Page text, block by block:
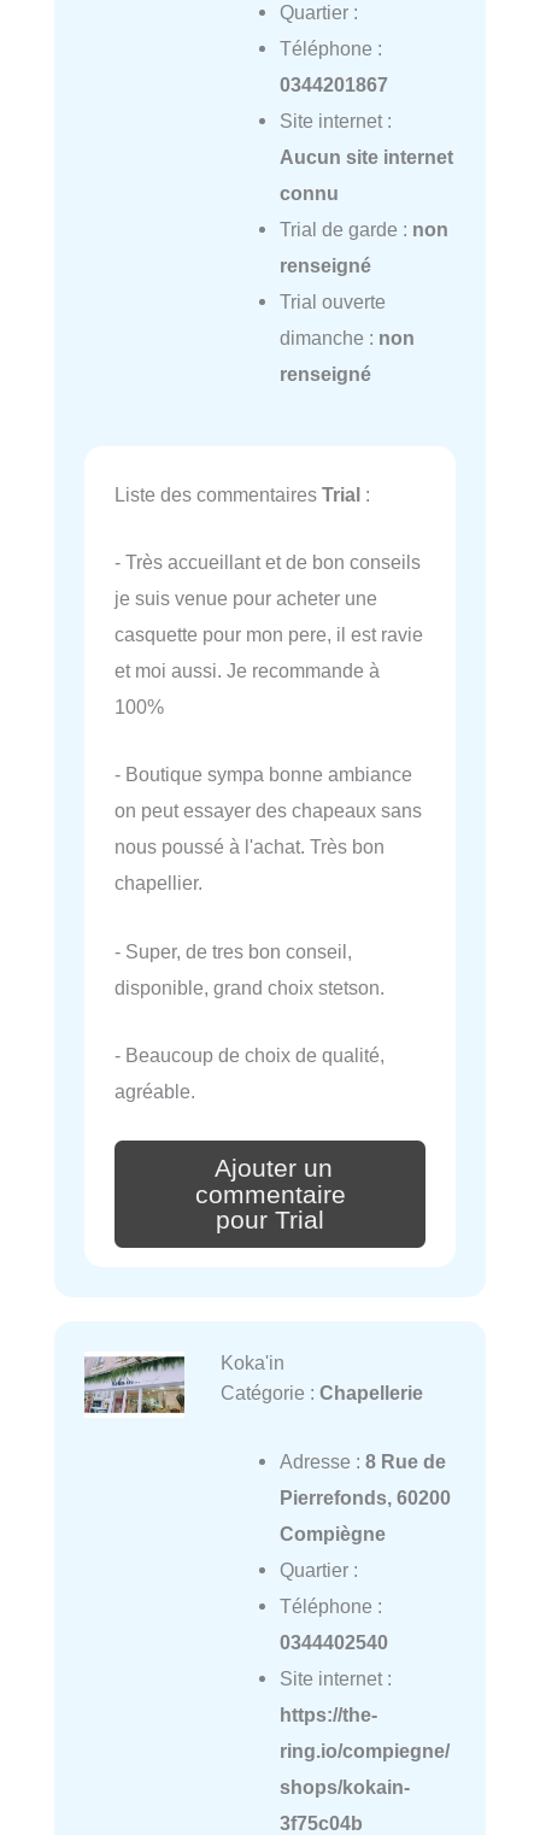
Quartier :
Téléphone :
0344201867
Site internet :
Aucun site internet
connu
Trial de garde : non
renseigné
Trial ouverte
dimanche : non
renseigné
Liste des commentaires Trial :
- Très accueillant et de bon conseils
je suis venue pour acheter une
casquette pour mon pere, il est ravie
et moi aussi. Je recommande à
100%
- Boutique sympa bonne ambiance
on peut essayer des chapeaux sans
nous poussé à l'achat. Très bon
chapellier.
- Super, de tres bon conseil,
disponible, grand choix stetson.
- Beaucoup de choix de qualité,
agréable.
Ajouter un
commentaire
pour Trial
Koka'in
Catégorie : Chapellerie
Adresse : 8 Rue de
Pierrefonds, 60200
Compiègne
Quartier :
Téléphone :
0344402540
Site internet :
https://the-
ring.io/compiegne/
shops/kokain-
3f75c04b